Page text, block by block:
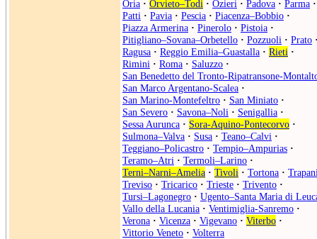
Oria · Orvieto–Todi · Ozieri · Padova · Parma ·
Patti · Pavia · Pescia · Piacenza–Bobbio ·
Piazza Armerina · Pinerolo · Pistoia ·
Pitigliano–Sovana–Orbetello · Pozzuoli · Prato
Ragusa · Reggio Emilia–Guastalla · Rieti ·
Rimini · Roma · Saluzzo ·
San Benedetto del Tronto-Ripatransone-
San Marco Argentano-Scalea ·
San Marino-Montefeltro · San Miniato ·
San Severo · Savona–Noli · Senigallia ·
Sessa Aurunca · Sora-Aquino-Pontecorvo ·
Sulmona–Valva · Susa · Teano–Calvi ·
Teggiano–Policastro · Tempio–Ampurias ·
Teramo–Atri · Termoli–Larino ·
Terni–Narni–Amelia · Tivoli · Tortona ·
Treviso · Tricarico · Trieste · Trivento ·
Tursi–Lagonegro · Ugento–Santa Maria di
Vallo della Lucania · Ventimiglia-Sanremo ·
Verona · Vicenza · Vigevano · Viterbo ·
Vittorio Veneto · Volterra